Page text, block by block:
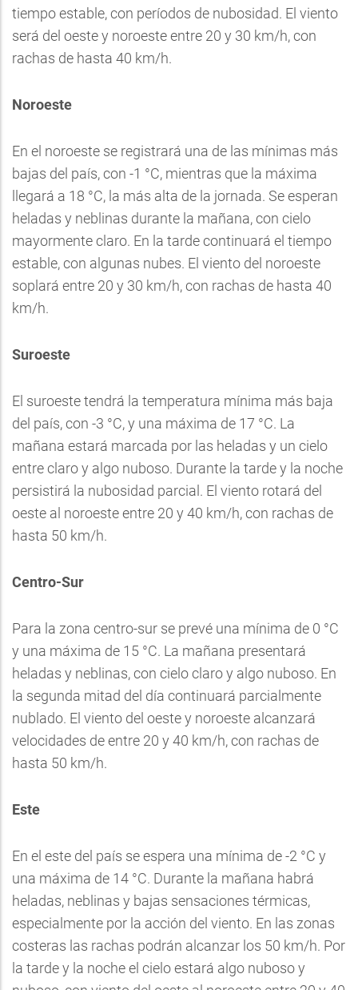
tiempo estable, con períodos de nubosidad. El viento
será del oeste y noroeste entre 20 y 30 km/h, con
rachas de hasta 40 km/h.
Noroeste
En el noroeste se registrará una de las mínimas más
bajas del país, con -1 °C, mientras que la máxima
llegará a 18 °C, la más alta de la jornada. Se esperan
heladas y neblinas durante la mañana, con cielo
mayormente claro. En la tarde continuará el tiempo
estable, con algunas nubes. El viento del noroeste
soplará entre 20 y 30 km/h, con rachas de hasta 40
km/h.
Suroeste
El suroeste tendrá la temperatura mínima más baja
del país, con -3 °C, y una máxima de 17 °C. La
mañana estará marcada por las heladas y un cielo
entre claro y algo nuboso. Durante la tarde y la noche
persistirá la nubosidad parcial. El viento rotará del
oeste al noroeste entre 20 y 40 km/h, con rachas de
hasta 50 km/h.
Centro-Sur
Para la zona centro-sur se prevé una mínima de 0 °C
y una máxima de 15 °C. La mañana presentará
heladas y neblinas, con cielo claro y algo nuboso. En
la segunda mitad del día continuará parcialmente
nublado. El viento del oeste y noroeste alcanzará
velocidades de entre 20 y 40 km/h, con rachas de
hasta 50 km/h.
Este
En el este del país se espera una mínima de -2 °C y
una máxima de 14 °C. Durante la mañana habrá
heladas, neblinas y bajas sensaciones térmicas,
especialmente por la acción del viento. En las zonas
costeras las rachas podrán alcanzar los 50 km/h. Por
la tarde y la noche el cielo estará algo nuboso y